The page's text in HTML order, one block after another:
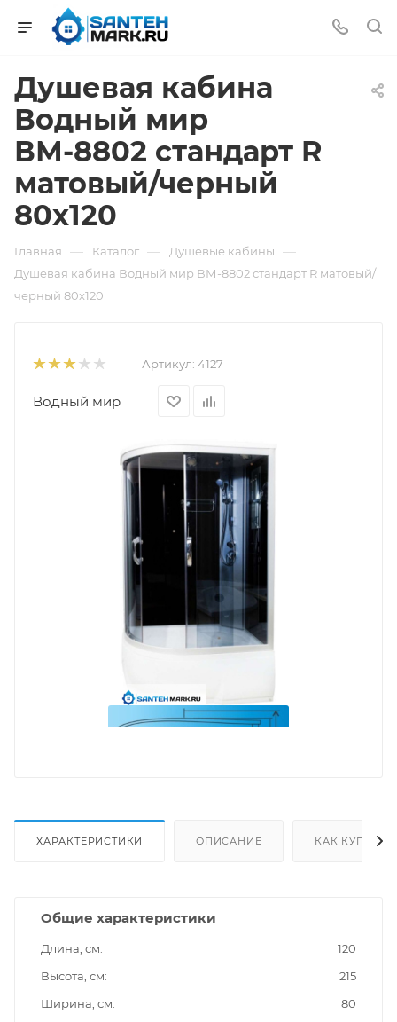
Душевая кабина
Водный мир
ВМ-8802 стандарт R
матовый/черный
80x120
Главная — Каталог — Душевые кабины —
Душевая кабина Водный мир ВМ-8802 стандарт R матовый/
черный 80x120
Артикул: 4127
Водный мир
ХАРАКТЕРИСТИКИ ОПИСАНИЕ КАК КУПИТЬ
Общие характеристики
Длина, см
120
Высота, см
215
Ширина, см
80